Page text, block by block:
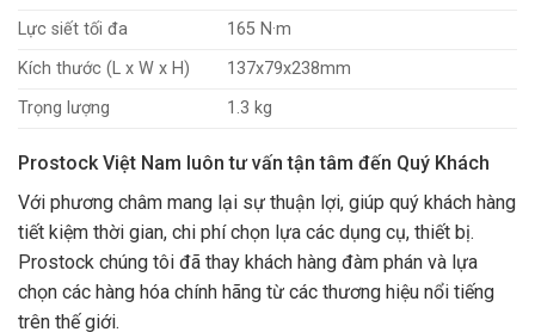
Lực siết tối đa
165 N·m
Kích thước (L x W x H)
137x79x238mm
Trọng lượng
1.3 kg
Prostock Việt Nam luôn tư vấn tận tâm đến Quý Khách
Với phương châm mang lại sự thuận lợi, giúp quý khách hàng
tiết kiệm thời gian, chi phí chọn lựa các dụng cụ, thiết bị.
Prostock chúng tôi đã thay khách hàng đàm phán và lựa
chọn các hàng hóa chính hãng từ các thương hiệu nổi tiếng
trên thế giới.